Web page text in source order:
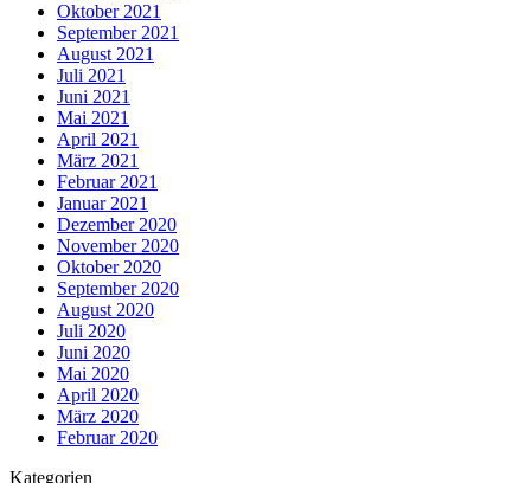
Oktober 2021
September 2021
August 2021
Juli 2021
Juni 2021
Mai 2021
April 2021
März 2021
Februar 2021
Januar 2021
Dezember 2020
November 2020
Oktober 2020
September 2020
August 2020
Juli 2020
Juni 2020
Mai 2020
April 2020
März 2020
Februar 2020
Kategorien